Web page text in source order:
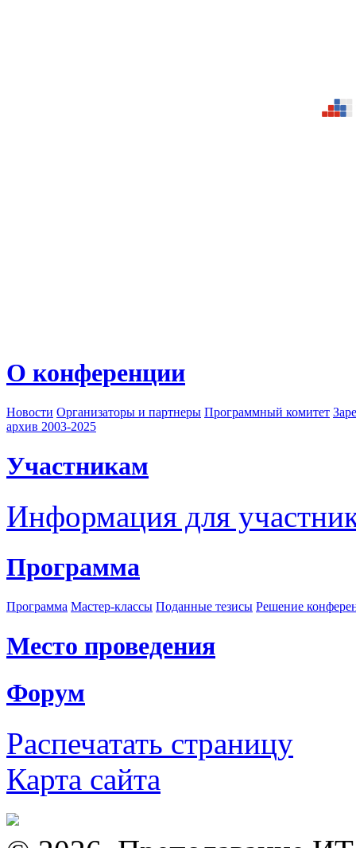
О конференции
Новости Организаторы и партнеры Программный комитет
архив 2003-2025
Участникам
Информация для
Программа
Программа Мастер-классы Поданные тезисы Решение
Место проведения
Форум
Распечатать страницу
Карта сайта